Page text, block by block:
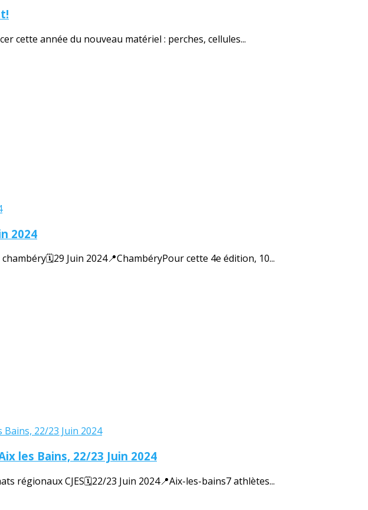
cette année du nouveau matériel : perches, cellules...
2024
Juin 2024📍ChambéryPour cette 4e édition, 10...
les Bains, 22/23 Juin 2024
régionaux CJES🗓️22/23 Juin 2024📍Aix-les-bains7 athlètes...